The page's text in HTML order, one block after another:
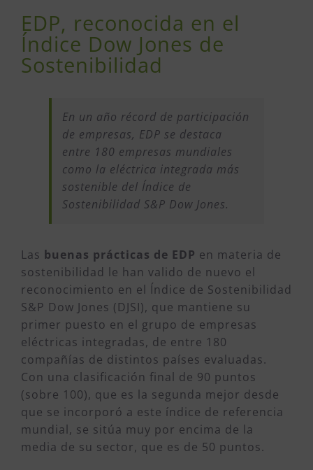
EDP, reconocida en el
Índice Dow Jones de
Sostenibilidad
En un año récord de participación
de empresas, EDP se destaca
entre 180 empresas mundiales
como la eléctrica integrada más
sostenible del Índice de
Sostenibilidad S&P Dow Jones.
Las buenas prácticas de EDP en materia de
sostenibilidad le han valido de nuevo el
reconocimiento en el Índice de Sostenibilidad
S&P Dow Jones (DJSI), que mantiene su
primer puesto en el grupo de empresas
eléctricas integradas, de entre 180
compañías de distintos países evaluadas.
Con una clasificación final de 90 puntos
(sobre 100), que es la segunda mejor desde
que se incorporó a este índice de referencia
mundial, se sitúa muy por encima de la
media de su sector, que es de 50 puntos.